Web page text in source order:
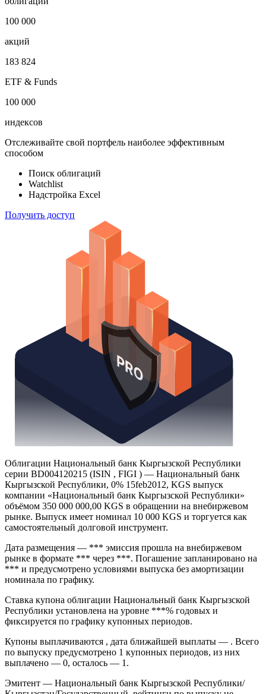
100 000
акций
183 824
ETF & Funds
100 000
индексов
Отслеживайте свой портфель наиболее эффективным
способом
Поиск облигаций
Watchlist
Надстройка Excel
Получить доступ
Облигации Национальный банк Кыргызской Республики
серии BD004120215 (ISIN , FIGI ) — Национальный банк
Кыргызской Республики, 0% 15feb2012, KGS выпуск
компании «Национальный банк Кыргызской Республики»
объёмом 350 000 000,00 KGS в обращении на внебиржевом
рынке. Выпуск имеет номинал 10 000 KGS и торгуется как
самостоятельный долговой инструмент.
Дата размещения — *** эмиссия прошла на внебиржевом
рынке в формате *** через ***. Погашение запланировано на
*** и предусмотрено условиями выпуска без амортизации
номинала по графику.
Ставка купона облигации Национальный банк Кыргызской
Республики установлена на уровне ***% годовых и
фиксируется по графику купонных периодов.
Купоны выплачиваются , дата ближайшей выплаты — . Всего
по выпуску предусмотрено 1 купонных периодов, из них
выплачено — 0, осталось — 1.
Эмитент — Национальный банк Кыргызской Республики/